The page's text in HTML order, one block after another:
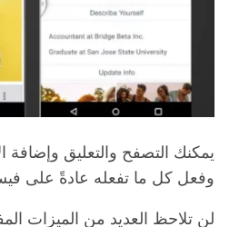
يمكنك التصفح والتعليق وإضافة
وفعل كل ما تفعله عادةً على
لن تلاحظ العديد من الميزات